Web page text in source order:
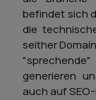
befindet sich
die
seither
generieren
auch auf